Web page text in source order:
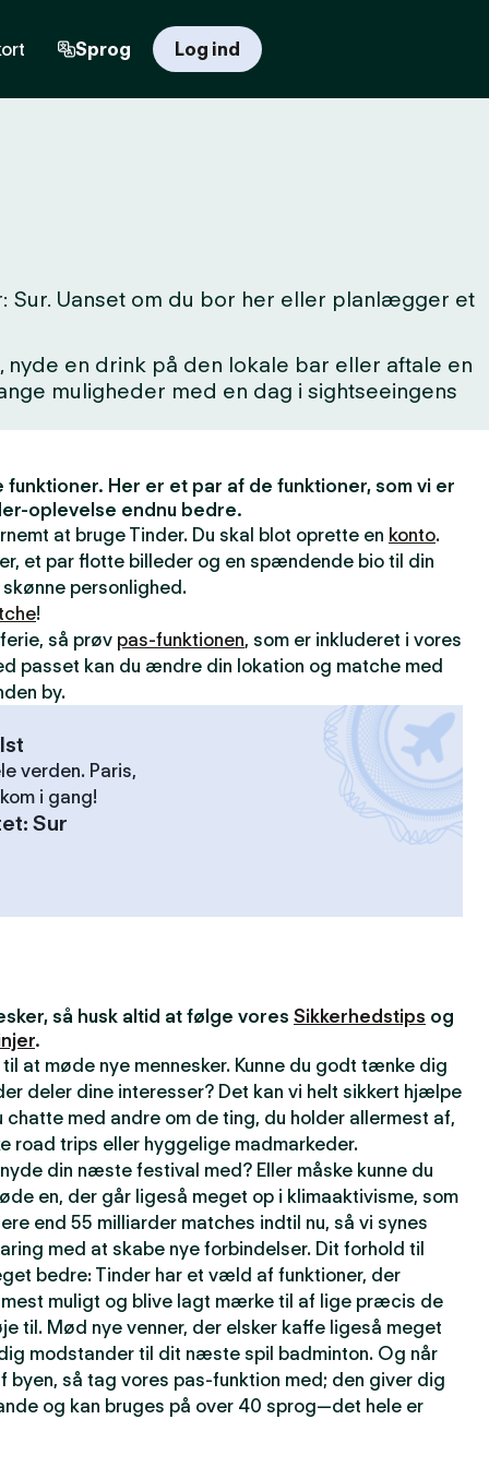
Sprog Log ind
Sur. Uanset om du bor her eller planlægger et
en drink på den lokale bar eller aftale en
muligheder med en dag i sightseeingens
Her er et par af de funktioner, som vi er
oplevelse endnu bedre.
at bruge Tinder. Du skal blot oprette en konto.
et par flotte billeder og en spændende bio til din
personlighed.
!
så prøv pas-funktionen, som er inkluderet i vores
passet kan du ændre din lokation og matche med
by.
verden. Paris,
i gang!
: Sur
så husk altid at følge vores Sikkerhedstips og
.
at møde nye mennesker. Kunne du godt tænke dig
deler dine interesser? Det kan vi helt sikkert hjælpe
chatte med andre om de ting, du holder allermest af,
road trips eller hyggelige madmarkeder.
din næste festival med? Eller måske kunne du
en, der går ligeså meget op i klimaaktivisme, som
end 55 milliarder matches indtil nu, så vi synes
med at skabe nye forbindelser. Dit forhold til
bedre: Tinder har et væld af funktioner, der
muligt og blive lagt mærke til af lige præcis de
til. Mød nye venner, der elsker kaffe ligeså meget
modstander til dit næste spil badminton. Og når
byen, så tag vores pas-funktion med; den giver dig
og kan bruges på over 40 sprog—det hele er